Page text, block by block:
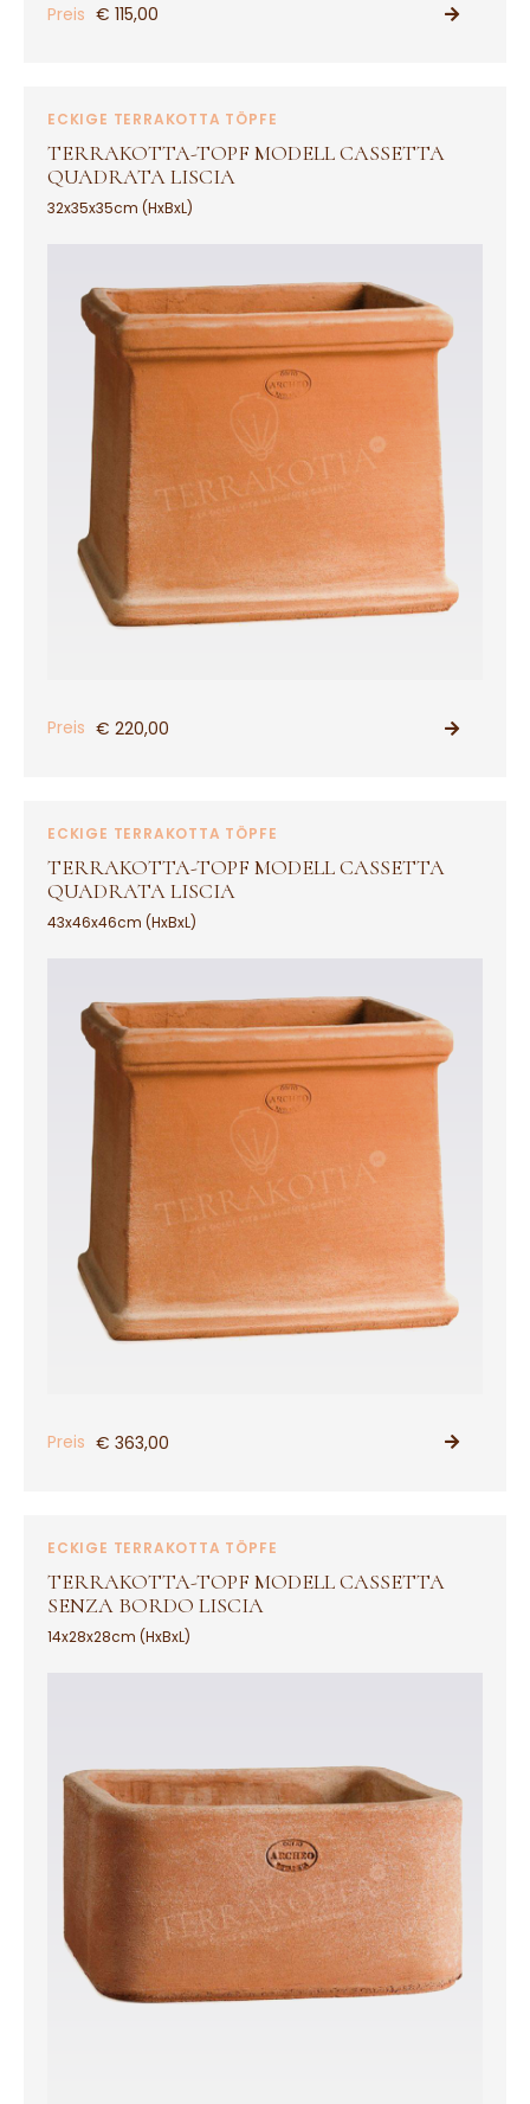
Preis € 115,00
PRODUKT ANSEHEN
ECKIGE TERRAKOTTA TÖPFE
TERRAKOTTA-TOPF MODELL CASSETTA
QUADRATA LISCIA
32x35x35cm (HxBxL)
Preis € 220,00
PRODUKT ANSEHEN
ECKIGE TERRAKOTTA TÖPFE
TERRAKOTTA-TOPF MODELL CASSETTA
QUADRATA LISCIA
43x46x46cm (HxBxL)
Preis € 363,00
PRODUKT ANSEHEN
ECKIGE TERRAKOTTA TÖPFE
TERRAKOTTA-TOPF MODELL CASSETTA
SENZA BORDO LISCIA
14x28x28cm (HxBxL)